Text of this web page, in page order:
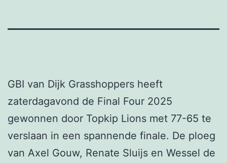
GBI van Dijk Grasshoppers heeft
zaterdagavond de Final Four 2025
gewonnen door Topkip Lions met 77-65 te
verslaan in een spannende finale. De ploeg
van Axel Gouw, Renate Sluijs en Wessel de